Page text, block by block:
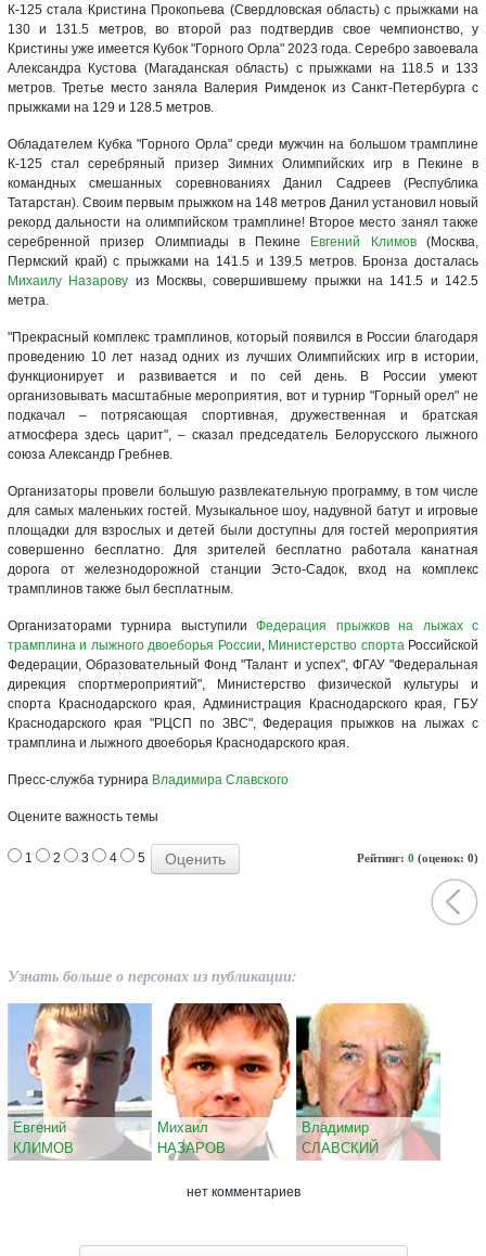
К-125 стала Кристина Прокопьева (Свердловская область) с прыжками на
130 и 131.5 метров, во второй раз подтвердив свое чемпионство, у
Кристины уже имеется Кубок "Горного Орла" 2023 года. Серебро завоевала
Александра Кустова (Магаданская область) с прыжками на 118.5 и 133
метров. Третье место заняла Валерия Римденок из Санкт-Петербурга с
прыжками на 129 и 128.5 метров.
Обладателем Кубка "Горного Орла" среди мужчин на большом трамплине
К-125 стал серебряный призер Зимних Олимпийских игр в Пекине в
командных смешанных соревнованиях Данил Садреев (Республика
Татарстан). Своим первым прыжком на 148 метров Данил установил новый
рекорд дальности на олимпийском трамплине! Второе место занял также
серебренной призер Олимпиады в Пекине
Евгений Климов(Москва,
Пермский край) с прыжками на 141.5 и 139.5 метров. Бронза досталась
Михаилу Назарову из Москвы, совершившему прыжки на 141.5 и 142.5
метра.
"Прекрасный комплекс трамплинов, который появился в России благодаря
проведению 10 лет назад одних из лучших Олимпийских игр в истории,
функционирует и развивается и по сей день. В России умеют
организовывать масштабные мероприятия, вот и турнир "Горный орел" не
подкачал – потрясающая спортивная, дружественная и братская
атмосфера здесь царит", – сказал председатель Белорусского лыжного
союза Александр Гребнев.
Организаторы провели большую развлекательную программу, в том числе
для самых маленьких гостей. Музыкальное шоу, надувной батут и игровые
площадки для взрослых и детей были доступны для гостей мероприятия
совершенно бесплатно. Для зрителей бесплатно работала канатная
дорога от железнодорожной станции Эсто-Садок, вход на комплекс
трамплинов также был бесплатным.
Организаторами турнира выступилиФедерация прыжков на лыжах с
трамплина и лыжного двоеборья России, Министерство спортаРоссийской
Федерации, Образовательный Фонд "Талант и успех", ФГАУ "Федеральная
дирекция спортмероприятий", Министерство физической культуры и
спорта Краснодарского края, Администрация Краснодарского края, ГБУ
Краснодарского края "РЦСП по ЗВС", Федерация прыжков на лыжах с
трамплина и лыжного двоеборья Краснодарского края.
Пресс-служба турнира Владимира Славского
Оцените важность темы
Рейтинг: 0 (оценок: 0)
1 2 3 4 5
Узнать больше о персонах из публикации:
Евгений
КЛИМОВ
Михаил
НАЗАРОВ
Владимир
СЛАВСКИЙ
нет комментариев